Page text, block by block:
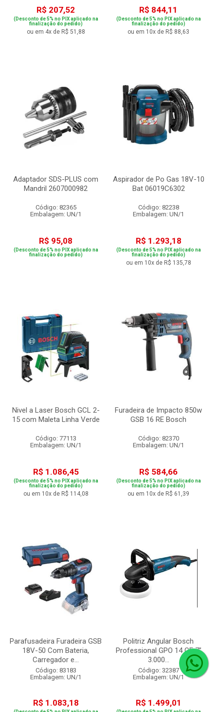
R$ 207,52
(Desconto de 5% no PIX aplicado na
finalização do pedido)
ou em 4x de R$ 51,88
R$ 844,11
(Desconto de 5% no PIX aplicado na
finalização do pedido)
ou em 10x de R$ 88,63
Adaptador SDS-PLUS com
Mandril 2607000982
Código: 82365
Embalagem: UN/1
R$ 95,08
(Desconto de 5% no PIX aplicado na
finalização do pedido)
Aspirador de Po Gas 18V-10
Bat 06019C6302
Código: 82238
Embalagem: UN/1
R$ 1.293,18
(Desconto de 5% no PIX aplicado na
finalização do pedido)
ou em 10x de R$ 135,78
Nivel a Laser Bosch GCL 2-
15 com Maleta Linha Verde
Código: 77113
Embalagem: UN/1
R$ 1.086,45
(Desconto de 5% no PIX aplicado na
finalização do pedido)
ou em 10x de R$ 114,08
Furadeira de Impacto 850w
GSB 16 RE Bosch
Código: 82370
Embalagem: UN/1
R$ 584,66
(Desconto de 5% no PIX aplicado na
finalização do pedido)
ou em 10x de R$ 61,39
Parafusadeira Furadeira GSB
18V-50 Com Bateria,
Carregador e...
Código: 83183
Embalagem: UN/1
R$ 1.083,18
Politriz Angular Bosch
Professional GPO 14 CE 7”
3.000...
Código: 32387
Embalagem: UN/1
R$ 1.499,01